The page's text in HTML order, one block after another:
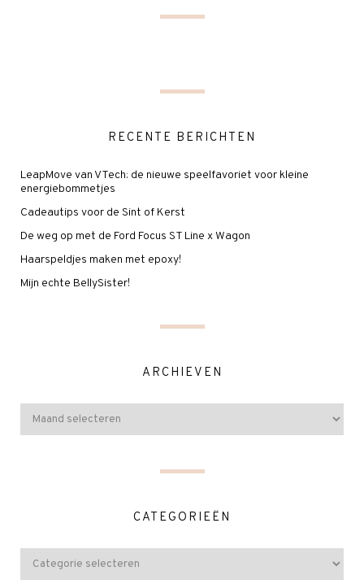
RECENTE BERICHTEN
LeapMove van VTech: de nieuwe speelfavoriet voor kleine
energiebommetjes
Cadeautips voor de Sint of Kerst
De weg op met de Ford Focus ST Line x Wagon
Haarspeldjes maken met epoxy!
Mijn echte BellySister!
ARCHIEVEN
CATEGORIEËN